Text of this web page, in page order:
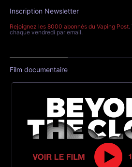
Inscription Newsletter
Rejoignez les 8000 abonnés du Vaping Post.
chaque vendredi par email.
Film documentaire